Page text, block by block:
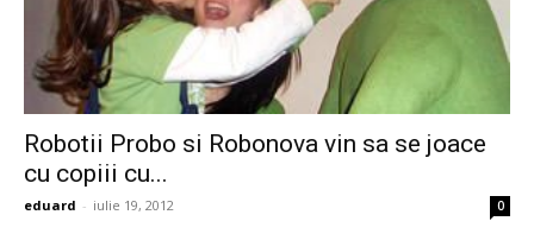
Robotii Probo si Robonova vin sa se joace
cu copiii cu...
eduard - iulie 19, 2012 0